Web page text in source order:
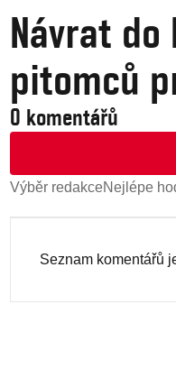
Návrat
pitomců
0 komentářů
Výběr redakceNejlépe
Seznam komentářů